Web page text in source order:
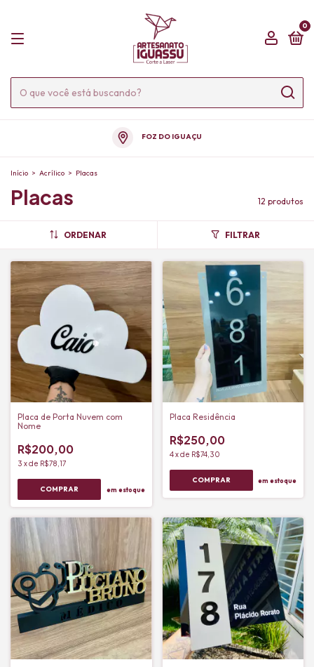
0
FOZ DO IGUAÇU
Início > Acrílico > Placas
Placas 12 produtos
ORDENAR FILTRAR
Placa de Porta Nuvem com
Nome
R$200,00
3 xde R$78,17
em estoque
Placa Residência
R$250,00
4 xde R$74,30
em estoque